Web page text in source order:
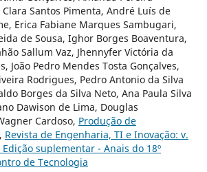
Santos Pimenta, André Luís de
Erica Fabiane Marques Sambugari,
de Sousa, Ighor Borges Boaventura,
Sallum Vaz, Jhennyfer Victória da
João Pedro Mendes Tosta Gonçalves,
Rodrigues, Pedro Antonio da Silva
Borges da Silva Neto, Ana Paula Silva
Dawison de Lima, Douglas
Cardoso, Produção de
, Revista de Engenharia, TI e Inovação: v.
suplementar - Anais do 18º
de Tecnologia